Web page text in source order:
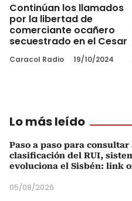
Continúan los llamados
por la libertad de
comerciante ocañero
secuestrado en el Cesar
Caracol Radio 19/10/2024
Lo más leído
Paso a paso para consultar
clasificación del RUI,
evoluciona el Sisbén: link
05/08/2026